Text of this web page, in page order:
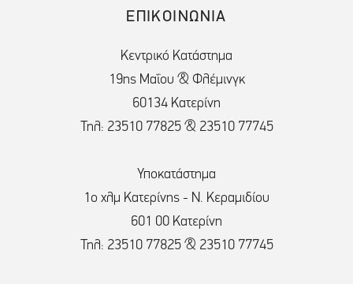
ΕΠΙΚΟΙΝΩΝΙΑ
Κεντρικό Κατάστημα
19ης Μαΐου & Φλέμινγκ
60134 Κατερίνη
Τηλ: 23510 77825 & 23510 77745
Υποκατάστημα
1ο χλμ Κατερίνης - Ν. Κεραμιδίου
601 00 Κατερίνη
Τηλ: 23510 77825 & 23510 77745